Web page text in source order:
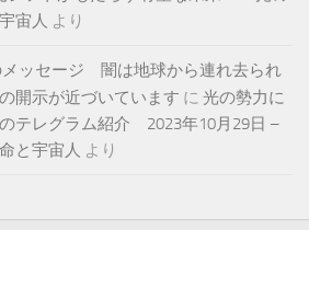
宙人 より
メッセージ 闇は地球から連れ去られ
開示が近づいています に 光の勢力に
テレグラム紹介 2023年10月29日 –
と宇宙人 より